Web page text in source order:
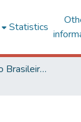
Statistics
SBQP - Simpósio Brasileiro de Qualidade do Projeto no Ambiente Construído